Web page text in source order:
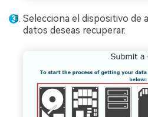
Selecciona el dispositivo de
datos deseas recuperar.